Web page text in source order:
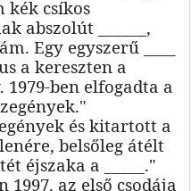
kék csíkos
abszolút ______,
Egy egyszerű ____
a kereszten a
ben elfogadta a
és kitartott a
belsőleg átélt
éjszaka a _____."
1997. az első csodája